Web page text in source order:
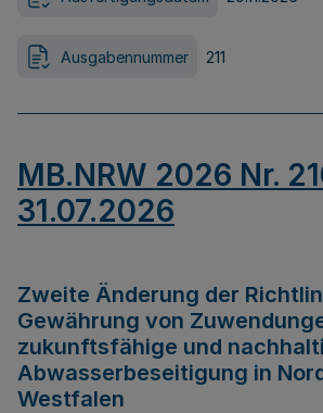
Ausgabennummer 211
MB.NRW 2026 Nr.
31.07.2026
Zweite Änderung der
Gewährung von
zukunftsfähige und
Abwasserbeseitigung in
Westfalen